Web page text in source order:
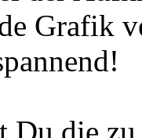
Grafik
Du die